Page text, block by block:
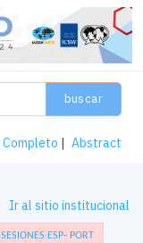
buscar
Completo | Abstract
Ir al sitio institucional
SESIONES ESP- PORT